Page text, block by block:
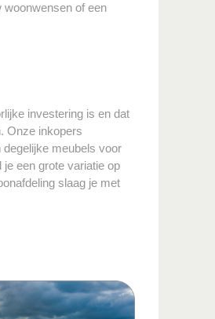
woonwensen of een
investering is en dat
Onze inkopers
meubels voor
een grote variatie op
slaag je met